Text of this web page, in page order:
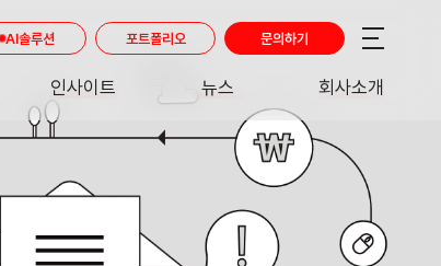
인사이트
INSIGHT
뉴스
NEWS
회사소개
AI솔루션 포트폴리오 문의하기